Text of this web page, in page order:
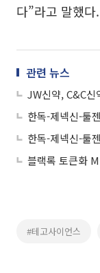
다”라고 말했다.
관련 뉴스
JW신약, C&C신
한독-제넥신-툴
한독-제넥신-툴
블랙록 토큰화
#테고사이언스